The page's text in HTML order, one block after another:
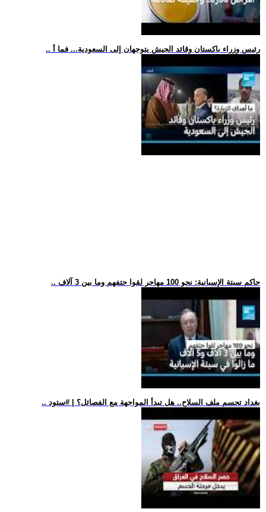
.. رئيس وزراء باكستان وقائد الجيش يتوجهان إلى السعودية... فما أ
.. حاكم سبتة الإسبانية: نحو 100 مهاجر لقوا حتفهم وما بين 3 آلاف
.. بغداد تحسم ملف السلاح.. هل تبدأ المواجهة مع الفصائل؟ | #ستود